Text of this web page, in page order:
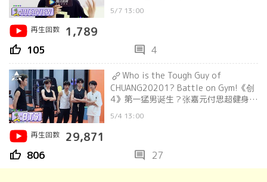
5/7 13:00
再生回数
1,789
thumb_up 105 comment 4
Who is the Tough Guy of
CHUANG20201? Battle on Gym!《创
4》第一猛男诞生？张嘉元付思超健身比
5/4 13:00
再生回数
29,871
thumb_up 806 comment 27